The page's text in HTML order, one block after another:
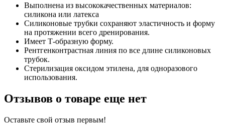
Выполнена из высококачественных материалов:
силикона или латекса
Силиконовые трубки сохраняют эластичность и форму
на протяжении всего дренирования.
Имеет Т-образную форму.
Рентгенконтрастная линия по все длине силиконовых
трубок.
Стерилизация оксидом этилена, для одноразового
использования.
Отзывов о товаре еще нет
Оставьте свой отзыв первым!